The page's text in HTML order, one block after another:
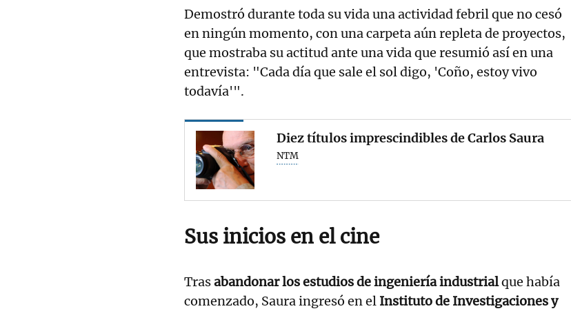
Demostró durante toda su vida una actividad febril que no cesó
en ningún momento, con una carpeta aún repleta de proyectos,
que mostraba su actitud ante una vida que resumió así en una
entrevista: "Cada día que sale el sol digo, 'Coño, estoy vivo
todavía'".
Diez títulos imprescindibles de Carlos Saura
NTM
Sus inicios en el cine
Trasabandonar los estudios de ingeniería industrialque había
comenzado, Saura ingresó en el Instituto de Investigaciones y